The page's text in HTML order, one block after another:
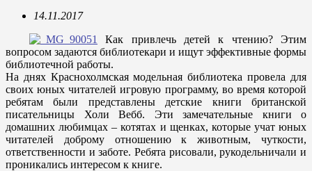
14.11.2017
Как привлечь детей к чтению? Этим
вопросом задаются библиотекари и ищут эффективные формы
библиотечной работы.
На днях Краснохолмская модельная библиотека провела для
своих юных читателей игровую программу, во время которой
ребятам были представлены детские книги британской
писательницы Холи Вебб. Эти замечательные книги о
домашних любимцах – котятах и щенках, которые учат юных
читателей доброму отношению к животным, чуткости,
ответственности и заботе. Ребята рисовали, рукодельничали и
проникались интересом к книге.